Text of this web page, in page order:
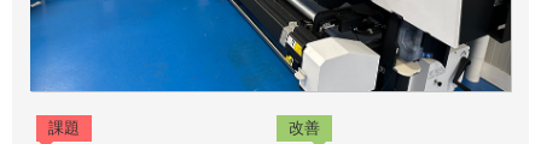
課題 改善